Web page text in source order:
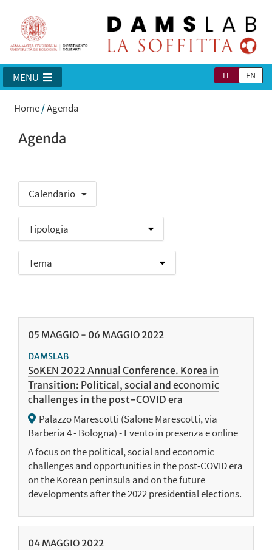
IT EN
MENU
Home/Agenda
Agenda
Calendario
05 MAGGIO - 06 MAGGIO 2022
DAMSLAB
SoKEN 2022 Annual Conference. Korea in
Transition: Political, social and economic
challenges in the post-COVID era
Palazzo Marescotti (Salone Marescotti, via
Barberia 4 - Bologna) - Evento in presenza e online
A focus on the political, social and economic
challenges and opportunities in the post-COVID era
on the Korean peninsula and on the future
developments after the 2022 presidential elections.
04 MAGGIO 2022